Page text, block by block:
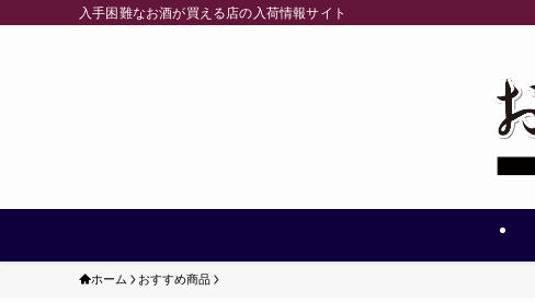
入手困難なお酒が買える店の入荷情報サイト
ホーム おすすめ商品